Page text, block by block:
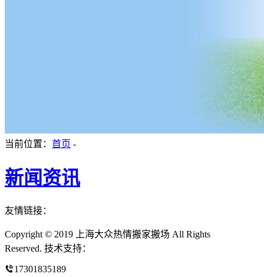
当前位置： 首页 -
新闻资讯
友情链接：
Copyright © 2019 上海大众热情搬家搬场 All Rights
Reserved. 技术支持：
17301835189